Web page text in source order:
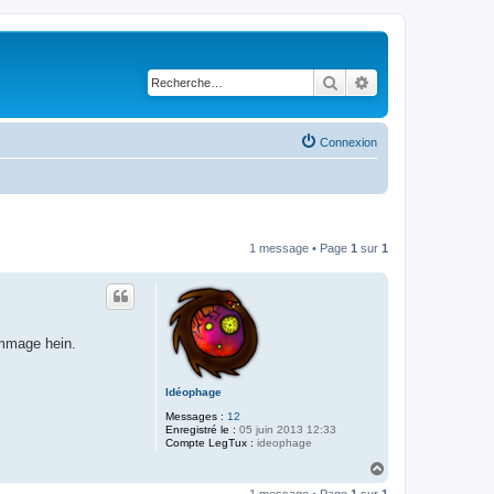
Rechercher
Connexion
1 message • Page 1 sur 1
Idéophage
Messages : 12
Enregistré le : 05 juin 2013 12:33
Compte LegTux : ideophage
hein.